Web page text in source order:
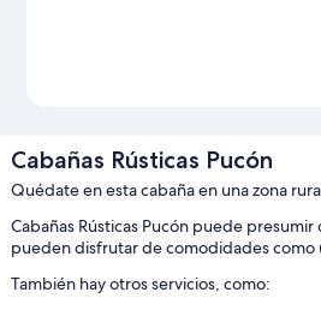
Cabañas Rústicas Pucón
Quédate en esta cabaña en una zona
Cabañas Rústicas Pucón puede
pueden disfrutar de comodidades como
También hay otros servicios, como: